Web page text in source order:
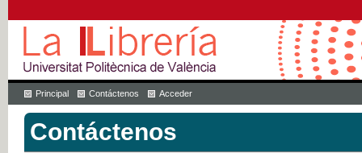
Principal Contáctenos Acceder
Contáctenos